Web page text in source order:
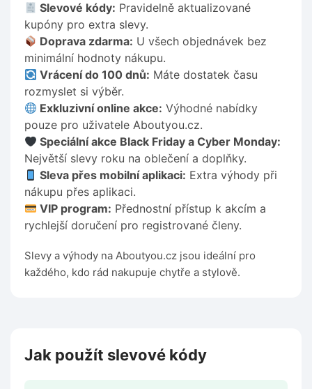
Slevové kódy: Pravidelně aktualizované
kupóny pro extra slevy.
Doprava zdarma: U všech objednávek bez
minimální hodnoty nákupu.
Vrácení do 100 dnů: Máte dostatek času
rozmyslet si výběr.
Exkluzivní online akce: Výhodné nabídky
pouze pro uživatele Aboutyou.cz.
Speciální akce Black Friday a Cyber Monday:
Největší slevy roku na oblečení a doplňky.
Sleva přes mobilní aplikaci: Extra výhody při
nákupu přes aplikaci.
VIP program: Přednostní přístup k akcím a
rychlejší doručení pro registrované členy.
Slevy a výhody na Aboutyou.cz jsou ideální pro
každého, kdo rád nakupuje chytře a stylově.
Jak použít slevové kódy